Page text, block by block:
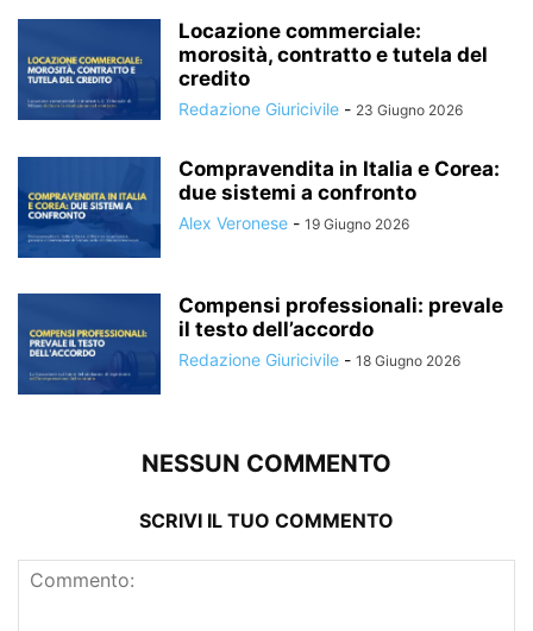
Locazione commerciale:
morosità, contratto e tutela del
credito
Redazione Giuricivile - 23 Giugno 2026
Compravendita in Italia e Corea:
due sistemi a confronto
Alex Veronese - 19 Giugno 2026
Compensi professionali: prevale
il testo dell’accordo
Redazione Giuricivile - 18 Giugno 2026
NESSUN COMMENTO
SCRIVI IL TUO COMMENTO